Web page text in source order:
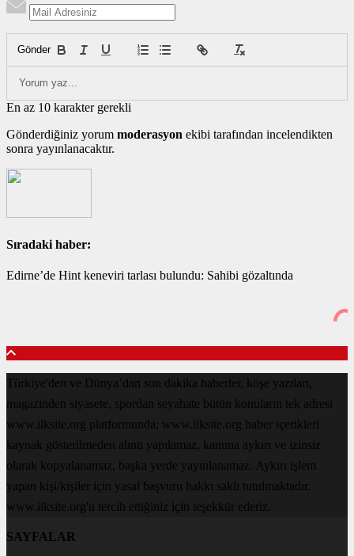
Gönder
En az 10 karakter gerekli
Gönderdiğiniz yorum moderasyon ekibi tarafından incelendikten
sonra yayınlanacaktır.
Sıradaki haber:
Edirne’de Hint keneviri tarlası bulundu: Sahibi gözaltında
Türkiye'den ve Dünya’dan son dakika haberler, köşe yazıları,
magazinden siyasete, spordan seyahate bütün konuların tek adresi
www.ilksite.org platformunda; www.ilksite.org haber içerikleri
kaynak gösterilmeden alıntı yapılamaz, kanuna aykırı ve izinsiz
olarak kopyalanamaz, başka yerde yayınlanamaz. Aykırı işlem
yapan kişi/kişiler için yasal başvuru hakkı saklı tutulmaktadır.
www.ilksite.org'u tercih ettiğiniz için teşekkür ederiz.
SAYFALAR